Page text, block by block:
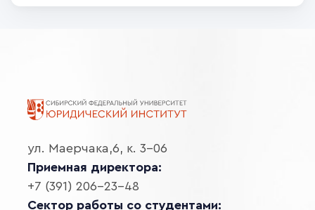
ул. Маерчака,6, к. 3-06
Приемная директора:
+7 (391) 206-23-48
Сектор работы со студентами: